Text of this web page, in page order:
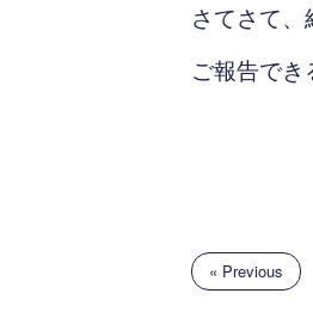
さてさて、
ご報告で
« Previous